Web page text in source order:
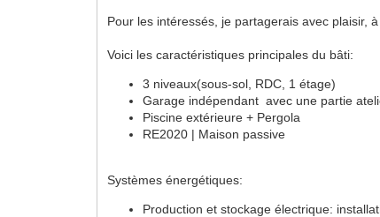
Pour les intéressés, je partagerais avec plaisir,
Voici les caractéristiques principales du bâti:
3 niveaux(sous-sol, RDC, 1 étage)
Garage indépendant avec une partie
Piscine extérieure + Pergola
RE2020 | Maison passive
Systèmes énergétiques:
Production et stockage électrique: